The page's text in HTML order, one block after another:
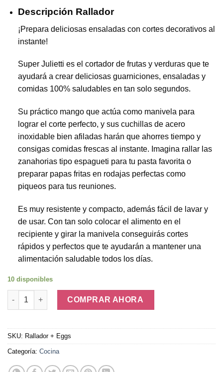
Descripción Rallador
¡Prepara deliciosas ensaladas con cortes decorativos al
instante!
Super Julietti es el cortador de frutas y verduras que te
ayudará a crear deliciosas guarniciones, ensaladas y
comidas 100% saludables en tan solo segundos.
Su práctico mango que actúa como manivela para
lograr el corte perfecto, y sus cuchillas de acero
inoxidable bien afiladas harán que ahorres tiempo y
consigas comidas frescas al instante. Imagina rallar las
zanahorias tipo espagueti para tu pasta favorita o
preparar papas fritas en rodajas perfectas como
piqueos para tus reuniones.
Es muy resistente y compacto, además fácil de lavar y
de usar. Con tan solo colocar el alimento en el
recipiente y girar la manivela conseguirás cortes
rápidos y perfectos que te ayudarán a mantener una
alimentación saludable todos los días.
10 disponibles
Picador De Verduras + Silicon Eggs cantidad
COMPRAR AHORA
SKU: Rallador + Eggs
Categoría: Cocina